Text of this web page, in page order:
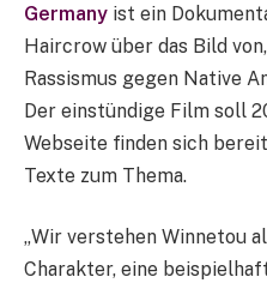
Germany ist ein
Haircrow über das Bild
Rassismus gegen Native
Der einstündige Film soll
Webseite finden sich
Texte zum Thema.
„Wir verstehen Winnetou
Charakter, eine